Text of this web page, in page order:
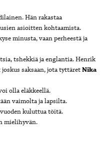
Hän rakastaa
asioitten kohtaamista.
minusta, vaan perheestä ja
tshekkiä ja englantia. Henrik
saksaan, jota tyttäretNika
olla eläkkeellä.
vaimolta ja lapsilta.
kuluttua töitä.
mielihyvän.